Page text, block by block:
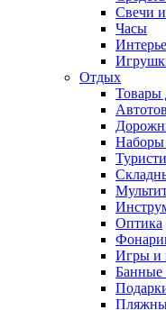
Свечи
Часы
Отдых
Товары
Наборы
Оптика
Игры и
Банные